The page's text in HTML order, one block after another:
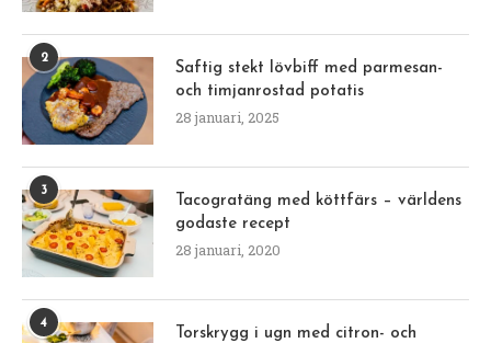
2
Saftig stekt lövbiff med parmesan-
och timjanrostad potatis
28 januari, 2025
3
Tacogratäng med köttfärs – världens
godaste recept
28 januari, 2020
4
Torskrygg i ugn med citron- och